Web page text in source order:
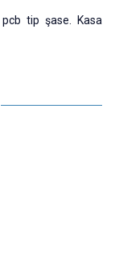
tip şase. Kasa